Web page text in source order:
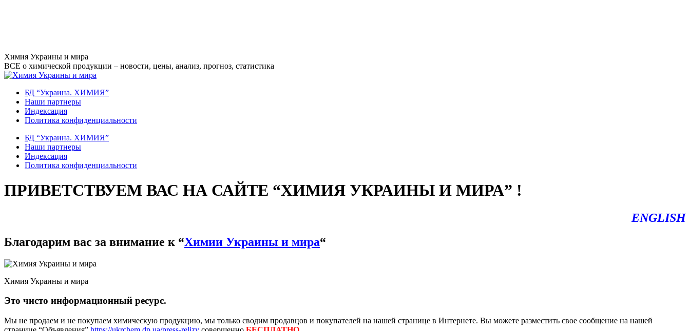
Перейти
к
содержанию
Химия Украины и мира
ВСЕ о химической продукции – новости, цены, анализ, прогноз, статистика
БД “Украина. ХИМИЯ”
Наши партнеры
Индексация
Политика конфиденциальности
БД “Украина. ХИМИЯ”
Наши партнеры
Индексация
Политика конфиденциальности
ПРИВЕТСТВУЕМ ВАС НА САЙТЕ “ХИМИЯ УКРАИНЫ И МИРА” !
ENGLISH
Благодарим вас за внимание к “Химии Украины и мира“
Химия Украины и мира
Это чисто информационный ресурс.
Мы не продаем и не покупаем химическую продукцию, мы только сводим продавцов и покупателей на нашей странице в Интернете. Вы можете разместить свое сообщение на нашей